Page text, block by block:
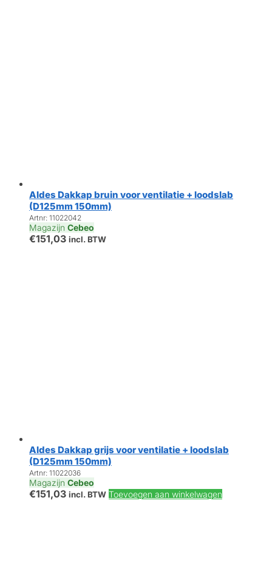
Aldes Dakkap bruin voor ventilatie + loodslab
(D125mm 150mm)
Artnr: 11022042
Magazijn Cebeo
€151,03 incl. BTW
Aldes Dakkap grijs voor ventilatie + loodslab
(D125mm 150mm)
Artnr: 11022036
Magazijn Cebeo
€151,03 incl. BTW Toevoegen aan winkelwagen